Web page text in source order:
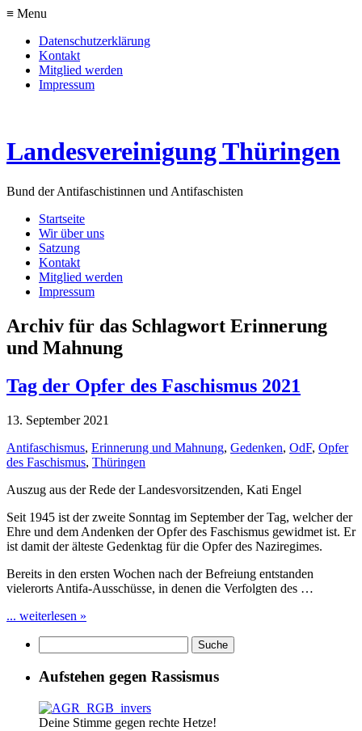
≡ Menu
Datenschutzerklärung
Kontakt
Mitglied werden
Impressum
Landesvereinigung Thüringen
Bund der Antifaschistinnen und Antifaschisten
Startseite
Wir über uns
Satzung
Kontakt
Mitglied werden
Impressum
Archiv für das Schlagwort Erinnerung
und Mahnung
Tag der Opfer des Faschismus 2021
13. September 2021
Antifaschismus, Erinnerung und Mahnung, Gedenken, OdF, Opfer
des Faschismus, Thüringen
Auszug aus der Rede der Landesvorsitzenden, Kati Engel
Seit 1945 ist der zweite Sonntag im September der Tag, welcher der
Ehre und dem Andenken der Opfer des Faschismus gewidmet ist. Er
ist damit der älteste Gedenktag für die Opfer des Naziregimes.
Bereits in den ersten Wochen nach der Befreiung entstanden
vielerorts Antifa-Ausschüsse, in denen die Verfolgten des …
... weiterlesen »
Aufstehen gegen Rassismus
Deine Stimme gegen rechte Hetze!